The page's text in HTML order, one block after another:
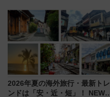
本人確認が11月スタート
2026年夏の海外旅行・最新トレ
ンドは「安・近・短」！ NEWT